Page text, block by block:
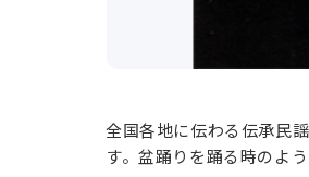
全国各地に伝わる伝承民謡
す。盆踊りを踊る時のよ